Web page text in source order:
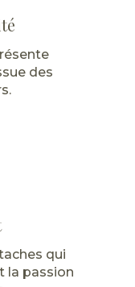
des
qui
la passion